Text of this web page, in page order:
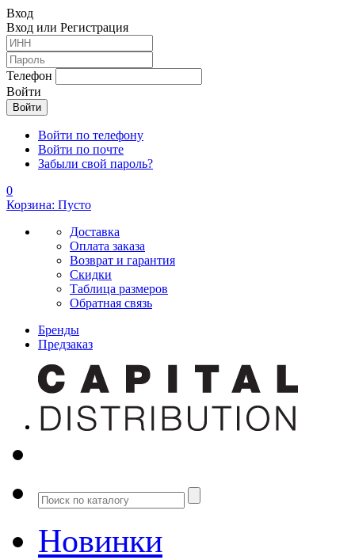
Вход
Вход или Регистрация
Телефон
Войти
Войти по телефону
Войти по почте
Забыли свой пароль?
0
Корзина: Пусто
Доставка
Оплата заказа
Возврат и гарантия
Скидки
Таблица размеров
Обратная связь
Бренды
Предзаказ
Новинки